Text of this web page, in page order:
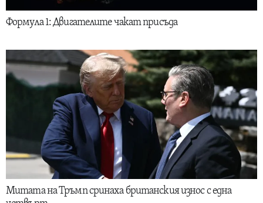
Формула 1: Двигателите чакат присъда
Митата на Тръмп сринаха британския износ с една